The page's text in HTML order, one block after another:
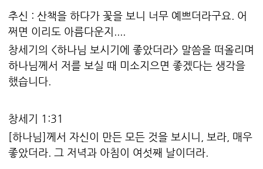
추신 : 산책을 하다가 꽃을 보니 너무 예쁘더라구요. 어
쩌면 이리도 아름다운지....
창세기의 <하나님 보시기에 좋았더라> 말씀을 떠올리며
하나님께서 저를 보실 때 미소지으면 좋겠다는 생각을
했습니다.
창세기 1:31
[하나님]께서 자신이 만든 모든 것을 보시니, 보라, 매우
좋았더라. 그 저녁과 아침이 여섯째 날이더라.